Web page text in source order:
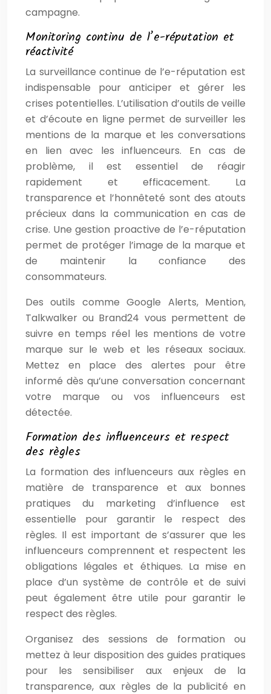
campagne.
Monitoring continu de l’e-réputation et
réactivité
La surveillance continue de l’e-réputation est
indispensable pour anticiper et gérer les
crises potentielles. L’utilisation d’outils de veille
et d’écoute en ligne permet de surveiller les
mentions de la marque et les conversations
en lien avec les influenceurs. En cas de
problème, il est essentiel de réagir
rapidement et efficacement. La
transparence et l’honnêteté sont des atouts
précieux dans la communication en cas de
crise. Une gestion proactive de l’e-réputation
permet de protéger l’image de la marque et
de maintenir la confiance des
consommateurs.
Des outils comme Google Alerts, Mention,
Talkwalker ou Brand24 vous permettent de
suivre en temps réel les mentions de votre
marque sur le web et les réseaux sociaux.
Mettez en place des alertes pour être
informé dès qu’une conversation concernant
votre marque ou vos influenceurs est
détectée.
Formation des influenceurs et respect
des règles
La formation des influenceurs aux règles en
matière de transparence et aux bonnes
pratiques du marketing d’influence est
essentielle pour garantir le respect des
règles. Il est important de s’assurer que les
influenceurs comprennent et respectent les
obligations légales et éthiques. La mise en
place d’un système de contrôle et de suivi
peut également être utile pour garantir le
respect des règles.
Organisez des sessions de formation ou
mettez à leur disposition des guides pratiques
pour les sensibiliser aux enjeux de la
transparence, aux règles de la publicité en